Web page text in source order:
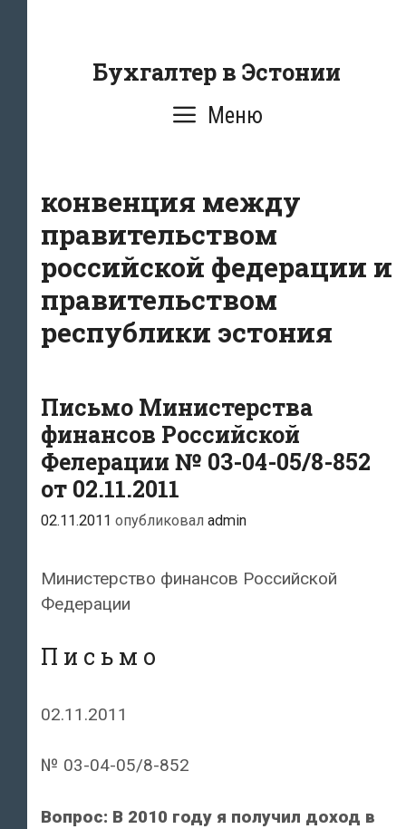
содержаниюБухгалтер в Эстонии
Меню
конвенция между
правительством
российской федерации и
правительством
республики эстония
Письмо Министерства
финансов Российской
Фелерации № 03-04-05/8-852
от 02.11.2011
02.11.2011 опубликовал admin
Министерство финансов Российской
Федерации
П и с ь м о
02.11.2011
№ 03-04-05/8-852
Вопрос: В 2010 году я получил доход в